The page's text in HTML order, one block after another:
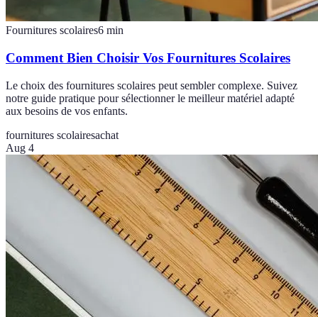
Fournitures scolaires6 min
Comment Bien Choisir Vos Fournitures Scolaires
Le choix des fournitures scolaires peut sembler complexe. Suivez
notre guide pratique pour sélectionner le meilleur matériel adapté
aux besoins de vos enfants.
fournitures scolairesachat
Aug 4